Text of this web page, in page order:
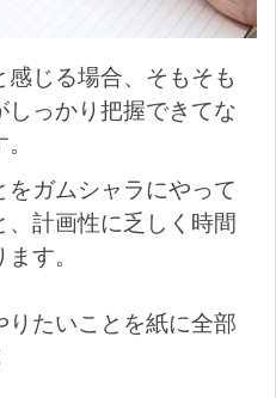
感じる場合、そもそも
しっかり把握できてな
をガムシャラにやって
計画性に乏しく時間
す。
りたいことを紙に全部